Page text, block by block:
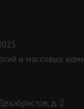
и массовых
д. 2